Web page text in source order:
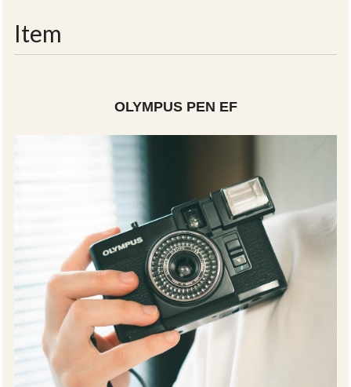
Item
OLYMPUS PEN EF